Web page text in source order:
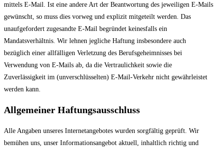
mittels E-Mail. Ist eine andere Art der Beantwortung des jeweiligen E-Mails
gewünscht, so muss dies vorweg und explizit mitgeteilt werden. Das
unaufgefordert zugesandte E-Mail begründet keinesfalls ein
Mandatsverhältnis. Wir lehnen jegliche Haftung insbesondere auch
bezüglich einer allfälligen Verletzung des Berufsgeheimnisses bei
Verwendung von E-Mails ab, da die Vertraulichkeit sowie die
Zuverlässigkeit im (unverschlüsselten) E-Mail-Verkehr nicht gewährleistet
werden kann.
Allgemeiner Haftungsausschluss
Alle Angaben unseres Internetangebotes wurden sorgfältig geprüft. Wir
bemühen uns, unser Informationsangebot aktuell, inhaltlich richtig und